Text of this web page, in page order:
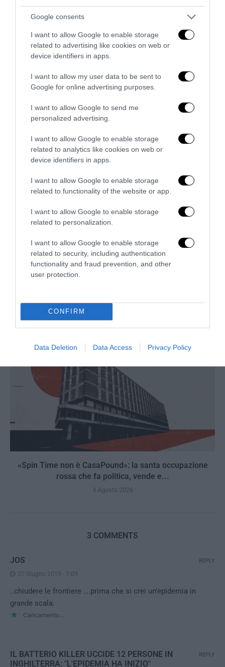
Google consents
I want to allow Google to enable storage
related to advertising like cookies on web or
device identifiers in apps.
I want to allow my user data to be sent to
Google for online advertising purposes.
I want to allow Google to send me
personalized advertising.
I want to allow Google to enable storage
related to analytics like cookies on web or
device identifiers in apps.
I want to allow Google to enable storage
related to functionality of the website or app.
I want to allow Google to enable storage
related to personalization.
I want to allow Google to enable storage
related to security, including authentication
functionality and fraud prevention, and other
user protection.
CONFIRM
Data Deletion Data Access Privacy Policy
La sinistra è così serva delle toghe da odiare persino il
5 Agosto 2026
L’Anpi divora se stessa: la fabbrica delle scomuniche
«Spin Time non è CasaPound»: la santa occupazione
rossa che fa politica, vende e...
4 Agosto 2026
3 COMMENTS
JOS
27 Giugno 2019 - 7:09
..chiudere le frontiere ….prima che si crei un’epidemia in
grande scala.
Caricamento...
REPLY
IL BATTERIO KILLER UCCIDE 12 PERSONE IN
INGHILTERRA: "L'EPIDEMIA HA INIZIO"
REPLY